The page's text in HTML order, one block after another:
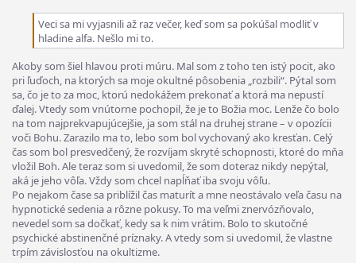
Veci sa mi vyjasnili až raz večer, keď som sa pokúšal modliť v
hladine alfa. Nešlo mi to.
Akoby som šiel hlavou proti múru. Mal som z toho ten istý pocit, ako
pri ľuďoch, na ktorých sa moje okultné pôsobenia „rozbili“. Pýtal som
sa, čo je to za moc, ktorú nedokážem prekonať a ktorá ma nepustí
ďalej. Vtedy som vnútorne pochopil, že je to Božia moc. Lenže čo bolo
na tom najprekvapujúcejšie, ja som stál na druhej strane – v opozícii
voči Bohu. Zarazilo ma to, lebo som bol vychovaný ako kresťan. Celý
čas som bol presvedčený, že rozvíjam skryté schopnosti, ktoré do mňa
vložil Boh. Ale teraz som si uvedomil, že som doteraz nikdy nepýtal,
aká je jeho vôľa. Vždy som chcel napĺňať iba svoju vôľu.
Po nejakom čase sa priblížil čas maturít a mne neostávalo veľa času na
hypnotické sedenia a rôzne pokusy. To ma veľmi znervózňovalo,
nevedel som sa dočkať, kedy sa k nim vrátim. Bolo to skutočné
psychické abstinenčné príznaky. A vtedy som si uvedomil, že vlastne
trpím závislosťou na okultizme.